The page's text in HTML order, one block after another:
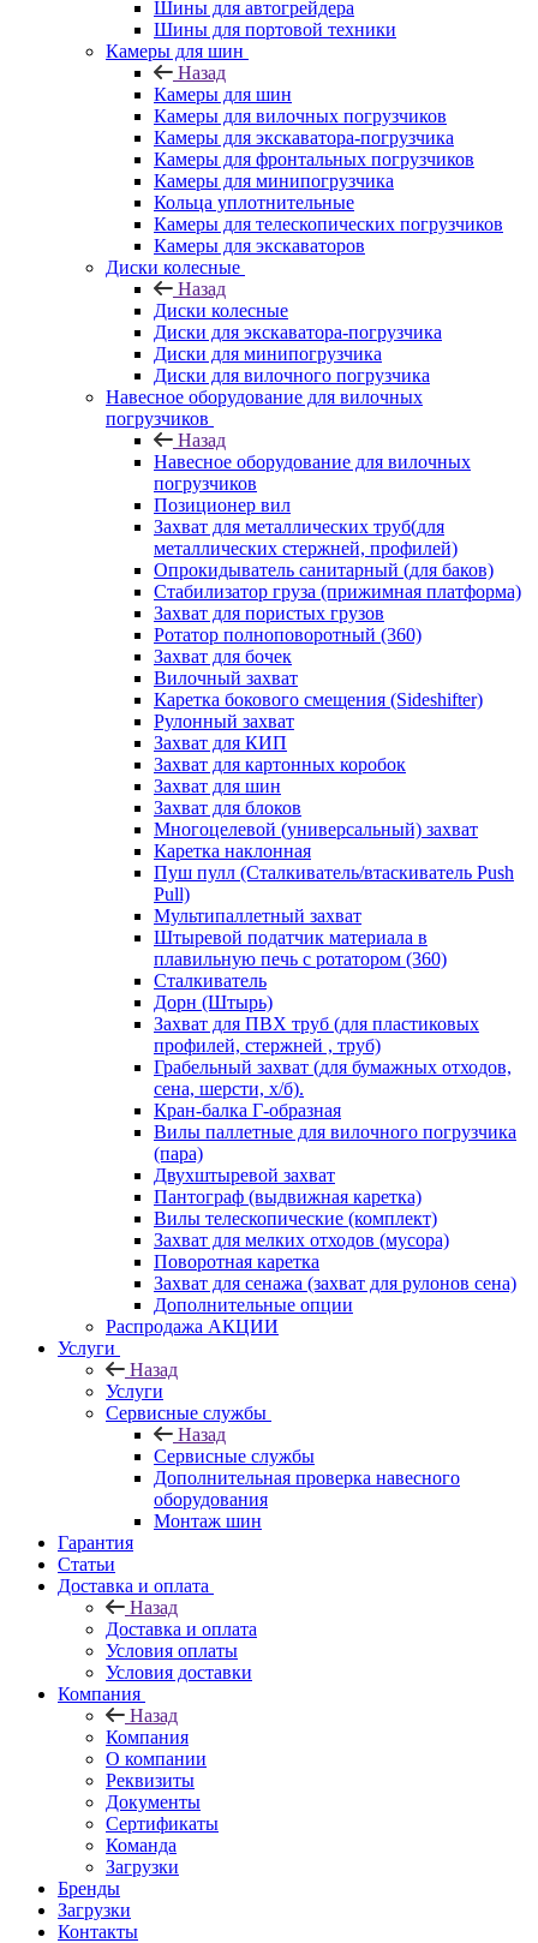
Шины для автогрейдера
Шины для портовой техники
Камеры для шин
Назад
Камеры для шин
Камеры для вилочных погрузчиков
Камеры для экскаватора-погрузчика
Камеры для фронтальных погрузчиков
Камеры для минипогрузчика
Кольца уплотнительные
Камеры для телескопических погрузчиков
Камеры для экскаваторов
Диски колесные
Назад
Диски колесные
Диски для экскаватора-погрузчика
Диски для минипогрузчика
Диски для вилочного погрузчика
Навесное оборудование для вилочных
погрузчиков
Назад
Навесное оборудование для вилочных
погрузчиков
Позиционер вил
Захват для металлических труб(для
металлических стержней, профилей)
Опрокидыватель санитарный (для баков)
Стабилизатор груза (прижимная платформа)
Захват для пористых грузов
Ротатор полноповоротный (360)
Захват для бочек
Вилочный захват
Каретка бокового смещения (Sideshifter)
Рулонный захват
Захват для КИП
Захват для картонных коробок
Захват для шин
Захват для блоков
Многоцелевой (универсальный) захват
Каретка наклонная
Пуш пулл (Сталкиватель/втаскиватель Push
Pull)
Мультипаллетный захват
Штыревой податчик материала в
плавильную печь с ротатором (360)
Сталкиватель
Дорн (Штырь)
Захват для ПВХ труб (для пластиковых
профилей, стержней , труб)
Грабельный захват (для бумажных отходов,
сена, шерсти, х/б).
Кран-балка Г-образная
Вилы паллетные для вилочного погрузчика
(пара)
Двухштыревой захват
Пантограф (выдвижная каретка)
Вилы телескопические (комплект)
Захват для мелких отходов (мусора)
Поворотная каретка
Захват для сенажа (захват для рулонов сена)
Дополнительные опции
Распродажа АКЦИИ
Услуги
Назад
Услуги
Сервисные службы
Назад
Сервисные службы
Дополнительная проверка навесного
оборудования
Монтаж шин
Гарантия
Статьи
Доставка и оплата
Назад
Доставка и оплата
Условия оплаты
Условия доставки
Компания
Назад
Компания
О компании
Реквизиты
Документы
Сертификаты
Команда
Загрузки
Бренды
Загрузки
Контакты